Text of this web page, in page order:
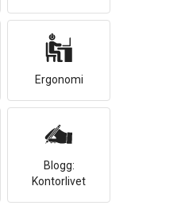
Ergonomi
Blogg:
Kontorlivet